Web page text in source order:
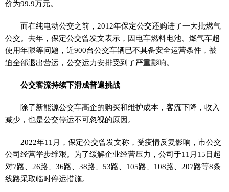
价为99.9万元。
而在纯电动公交之前，2012年保定公交还购进了一大批燃气
公交。去年，保定公交曾发文表示，因电车燃料电池、燃气车超
使用年限等问题，近900台公交车辆已不具备安全运营条件，被
迫全部退出营运，公交运力安排受到了严重影响。
公交客流持续下滑成普遍挑战
除了新能源公交车高企的购买和维护成本，客流下降，收入
减少，也是公交停运不可忽视的原因。
2022年11月，保定公交曾发文称，受疫情反复影响，市公交
公司经营举步维艰。为了缓解企业经营压力，公司于11月15日起
对7路、26路、36路、38路、53路、105路、108路、207路等8条
线路采取临时停运措施。